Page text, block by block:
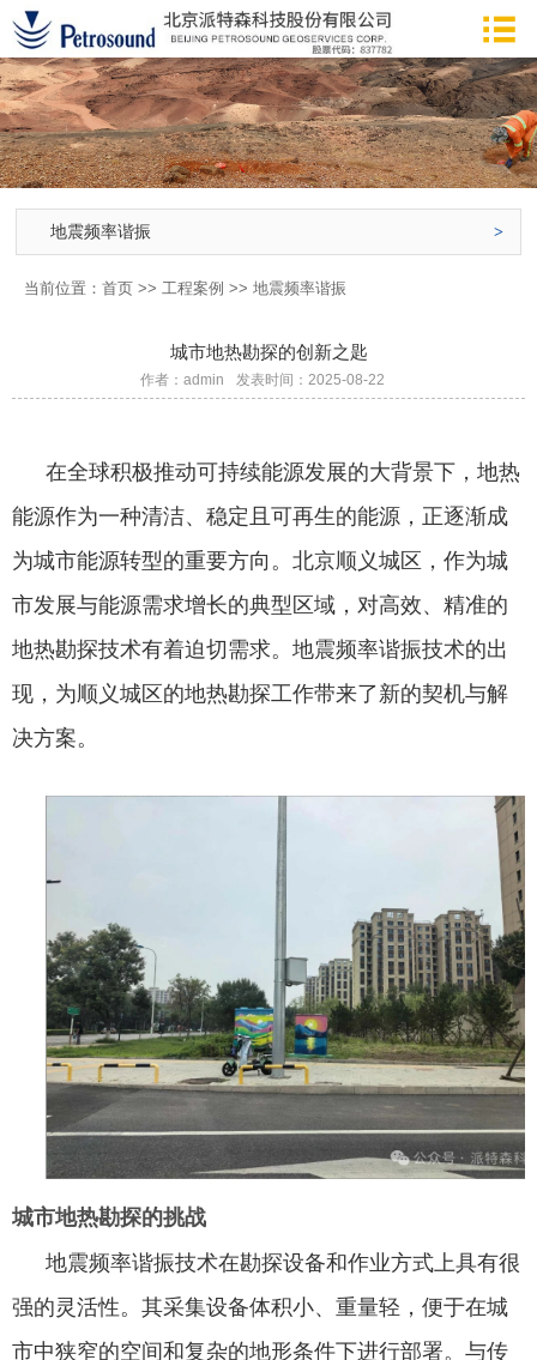
地震频率谐振
当前位置： 首页 >> 工程案例 >> 地震频率谐振
城市地热勘探的创新之匙
作者：admin 发表时间：2025-08-22
在全球积极推动可持续能源发展的大背景下，地热
能源作为一种清洁、稳定且可再生的能源，正逐渐成
为城市能源转型的重要方向。北京顺义城区，作为城
市发展与能源需求增长的典型区域，对高效、精准的
地热勘探技术有着迫切需求。地震频率谐振技术的出
现，为顺义城区的地热勘探工作带来了新的契机与解
决方案。
城市地热勘探的挑战
地震频率谐振技术在勘探设备和作业方式上具有很
强的灵活性。其采集设备体积小、重量轻，便于在城
市中狭窄的空间和复杂的地形条件下进行部署。与传